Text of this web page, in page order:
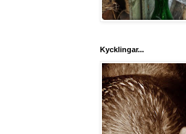
Kycklingar...